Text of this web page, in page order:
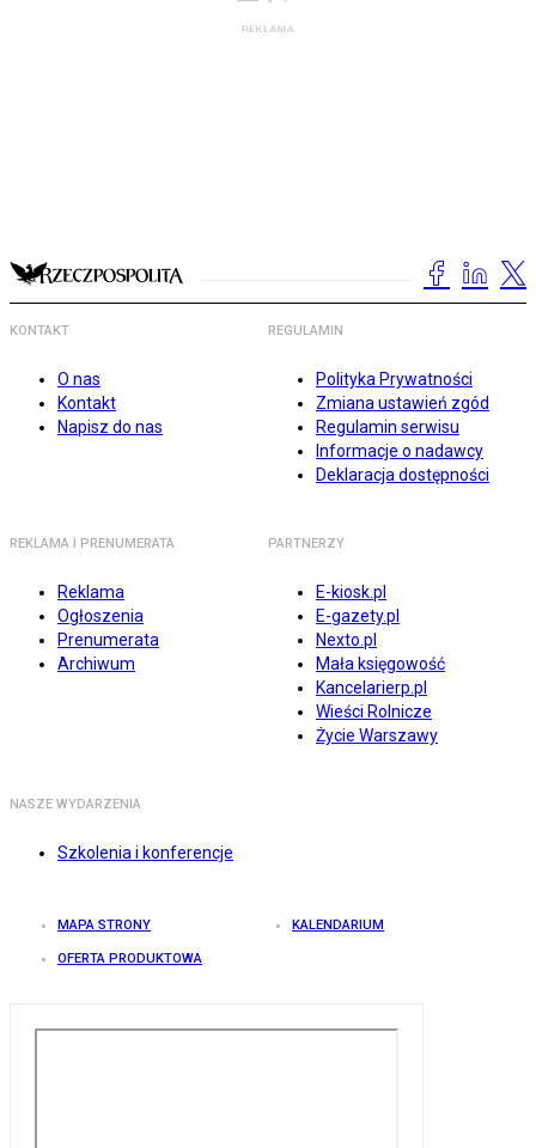
KONTAKT
O nas
Kontakt
Napisz do nas
REGULAMIN
Polityka Prywatności
Zmiana ustawień zgód
Regulamin serwisu
Informacje o nadawcy
Deklaracja dostępności
REKLAMA I PRENUMERATA
Reklama
Ogłoszenia
Prenumerata
Archiwum
PARTNERZY
E-kiosk.pl
E-gazety.pl
Nexto.pl
Mała księgowość
Kancelarierp.pl
Wieści Rolnicze
Życie Warszawy
NASZE WYDARZENIA
Szkolenia i konferencje
MAPA STRONY KALENDARIUM
OFERTA PRODUKTOWA